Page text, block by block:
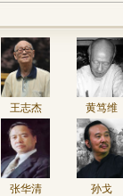
王志杰 黄笃维
张华清 孙戈